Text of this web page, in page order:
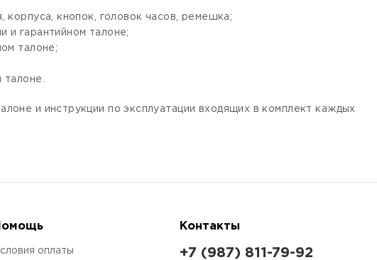
корпуса, кнопок, головок часов, ремешка;
и гарантийном талоне;
талоне;
и инструкции по эксплуатации входящих в комплект каждых
оплаты
Контакты
+7 (987) 811-79-92